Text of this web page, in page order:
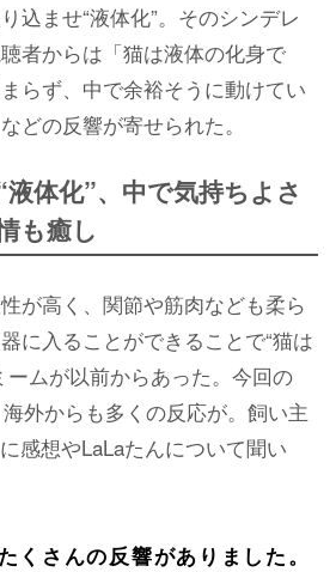
込ませ“液体化”。そのシンデレ
者からは「猫は液体の化身で
らず、中で余裕そうに動けてい
どの反響が寄せられた。
体化”、中で気持ちよさ
も癒し
が高く、関節や筋肉なども柔ら
に入ることができることで“猫は
ームが以前からあった。今回の
外からも多くの反応が。飼い主
感想やLaLaたんについて聞い
さんの反響がありました。